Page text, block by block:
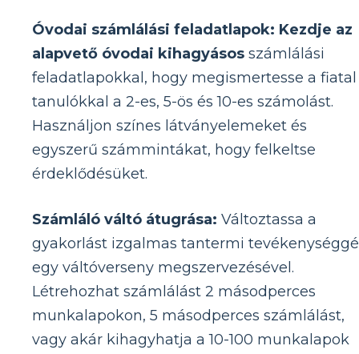
Óvodai számlálási feladatlapok: Kezdje az
alapvető óvodai kihagyásos számlálási
feladatlapokkal, hogy megismertesse a fiatal
tanulókkal a 2-es, 5-ös és 10-es számolást.
Használjon színes látványelemeket és
egyszerű számmintákat, hogy felkeltse
érdeklődésüket.
Számláló váltó átugrása: Változtassa a
gyakorlást izgalmas tantermi tevékenységgé
egy váltóverseny megszervezésével.
Létrehozhat számlálást 2 másodperces
munkalapokon, 5 másodperces számlálást,
vagy akár kihagyhatja a 10-100 munkalapok